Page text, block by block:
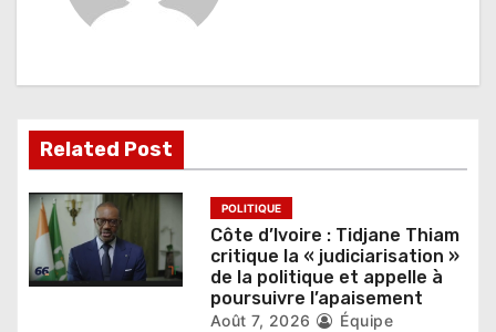
d
e
l
’
a
Related Post
POLITIQUE
Côte d’Ivoire : Tidjane Thiam
critique la « judiciarisation »
de la politique et appelle à
poursuivre l’apaisement
Août 7, 2026
Équipe